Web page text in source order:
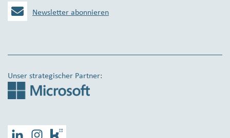
Newsletter abonnieren
Unser strategischer Partner: